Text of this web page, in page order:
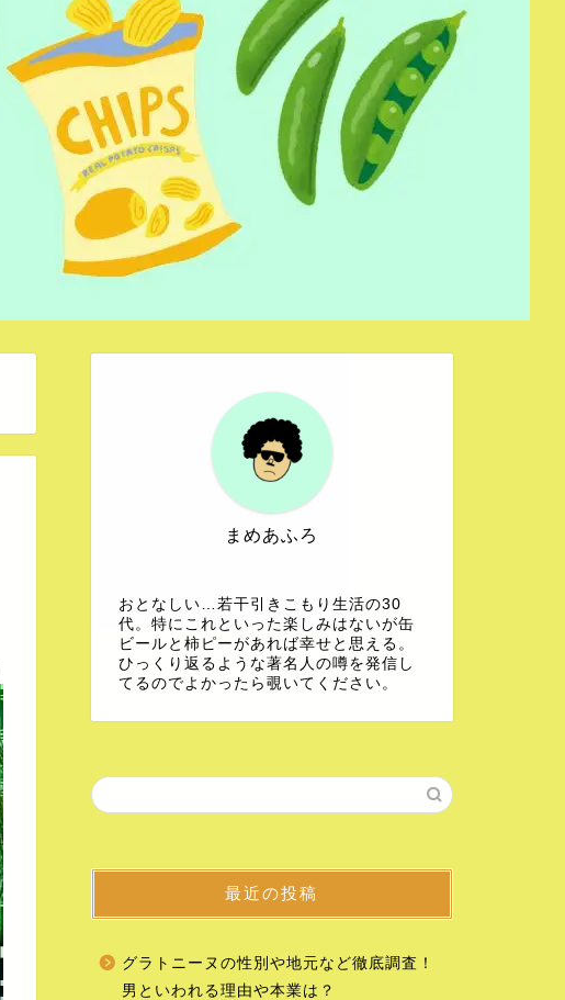
まめあふろ
おとなしい…若干引きこもり生活の30
代。特にこれといった楽しみはないが缶
ビールと柿ピーがあれば幸せと思える。
ひっくり返るような著名人の噂を発信し
てるのでよかったら覗いてください。
最近の投稿
グラトニーヌの性別や地元など徹底調査！
男といわれる理由や本業は？